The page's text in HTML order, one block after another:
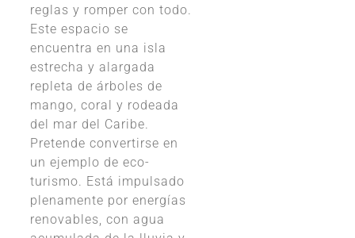
reglas y romper con todo.
Este espacio se
encuentra en una isla
estrecha y alargada
repleta de árboles de
mango, coral y rodeada
del mar del Caribe.
Pretende convertirse en
un ejemplo de eco-
turismo. Está impulsado
plenamente por energías
renovables, con agua